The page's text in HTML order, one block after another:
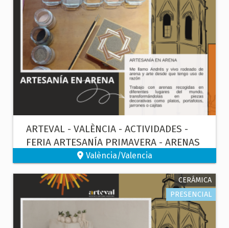
ARTEVAL - VALÈNCIA - ACTIVIDADES -
FERIA ARTESANÍA PRIMAVERA - ARENAS
NATURALES
València/Valencia
CERÁMICA
PRESENCIAL